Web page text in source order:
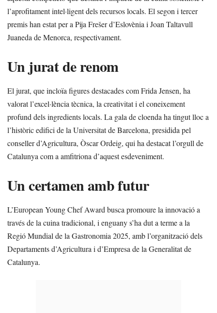
l’aprofitament intel·ligent dels recursos locals. El segon i tercer
premis han estat per a Pija Frešer d’Eslovènia i Joan Taltavull
Juaneda de Menorca, respectivament.
Un jurat de renom
El jurat, que incloïa figures destacades com Frida Jensen, ha
valorat l’excel·lència tècnica, la creativitat i el coneixement
profund dels ingredients locals. La gala de cloenda ha tingut lloc a
l’històric edifici de la Universitat de Barcelona, presidida pel
conseller d’Agricultura, Òscar Ordeig, qui ha destacat l’orgull de
Catalunya com a amfitriona d’aquest esdeveniment.
Un certamen amb futur
L’European Young Chef Award busca promoure la innovació a
través de la cuina tradicional, i enguany s’ha dut a terme a la
Regió Mundial de la Gastronomia 2025, amb l’organització dels
Departaments d’Agricultura i d’Empresa de la Generalitat de
Catalunya.